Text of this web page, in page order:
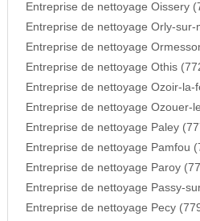
Entreprise de nettoyage Oissery
Entreprise de nettoyage Orly-sur-
Entreprise de nettoyage
Entreprise de nettoyage Othis
Entreprise de nettoyage Ozoir-la-
Entreprise de nettoyage Ozouer-
Entreprise de nettoyage Paley
Entreprise de nettoyage Pamfou
Entreprise de nettoyage Paroy
Entreprise de nettoyage Passy-
Entreprise de nettoyage Pecy